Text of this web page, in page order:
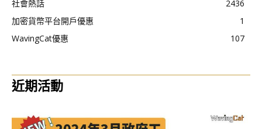
社會熱話
2436
加密貨幣平台開戶優惠
1
WavingCat優惠
107
近期活動